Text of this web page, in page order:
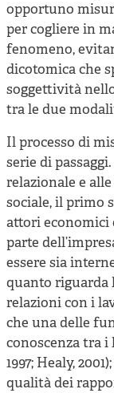
opportuno
per cogliere in
fenomeno,
dicotomica che
soggettività
tra le due
Il processo di
serie di
relazionale e
sociale, il primo
attori economici
parte
essere sia
quanto riguarda
relazioni con i
che una delle
conoscenza tra i
1997; Healy,
qualità dei